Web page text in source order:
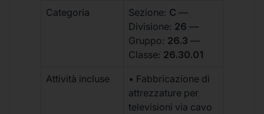
Categoria Sezione: C —
Divisione: 26 —
Gruppo: 26.3 —
Classe: 26.30.01
Attività incluse
• Fabbricazione di
attrezzature per
televisioni via cavo